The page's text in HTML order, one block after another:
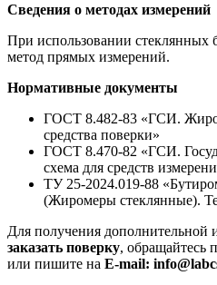
Сведения о методах измерений
При использовании стеклянных
метод прямых измерений.
Нормативные документы
ГОСТ 8.482-83 «ГСИ.
средства поверки»
ГОСТ 8.470-82 «ГСИ.
схема для средств
ТУ 25-2024.019-88
(Жиромеры стеклянные).
Для получения
заказать поверку, обращайтесь
или пишите на E-mail: